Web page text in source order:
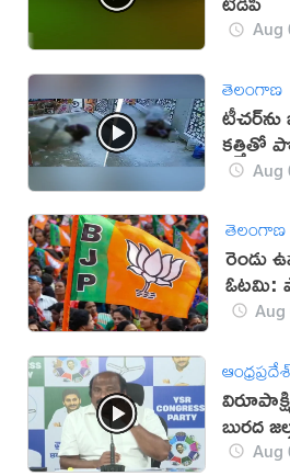
Aug
తెలంగాణ
కత్తితో
Aug
తెలంగాణ
రెండు
ఓటమి:
Aug
ఆంధ్రప్రదేశ్
బురద
Aug